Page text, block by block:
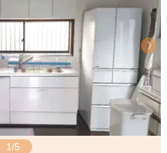
1/5
《